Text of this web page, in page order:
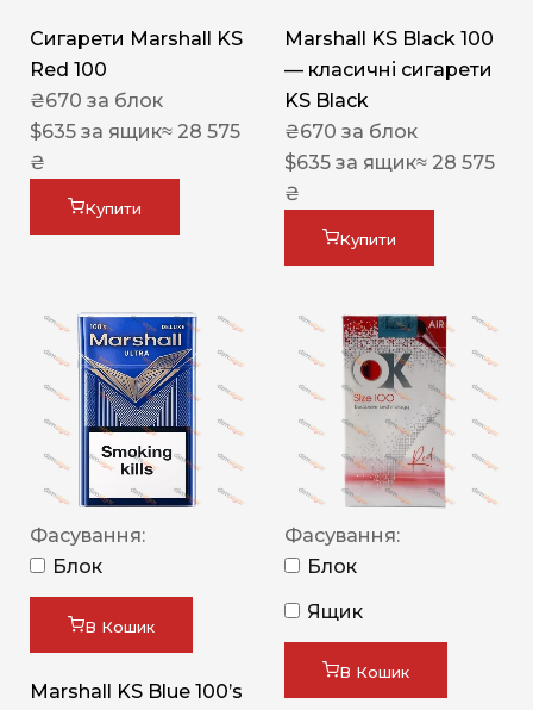
Сигарети Marshall KS
Red 100
₴670 за блок
$635 за ящик≈ 28 575
₴
Купити
Marshall KS Black 100
— класичні сигарети
KS Black
₴670 за блок
$635 за ящик≈ 28 575
₴
Купити
Фасування:
Блок
В Кошик
Marshall KS Blue 100’s
Фасування:
Блок
Ящик
В Кошик